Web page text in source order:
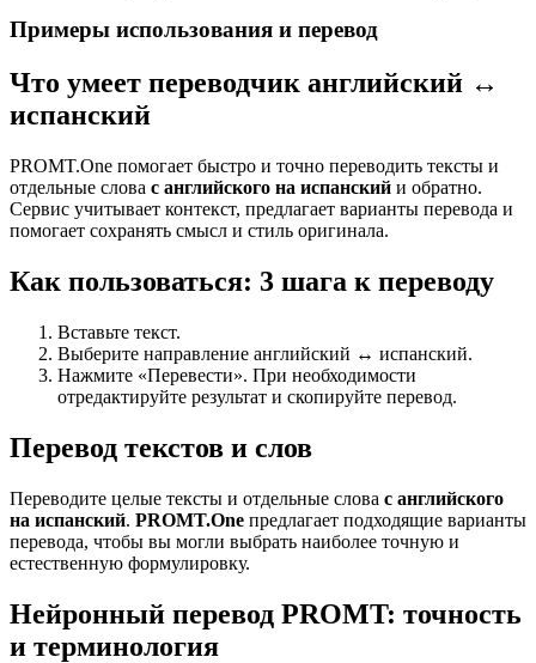
Примеры использования и перевод
Что умеет переводчик английский ↔
испанский
PROMT.One помогает быстро и точно переводить тексты и
отдельные слова с английского на испанский и обратно.
Сервис учитывает контекст, предлагает варианты перевода и
помогает сохранять смысл и стиль оригинала.
Как пользоваться: 3 шага к переводу
Вставьте текст.
Выберите направление английский ↔ испанский.
Нажмите «Перевести». При необходимости
отредактируйте результат и скопируйте перевод.
Перевод текстов и слов
Переводите целые тексты и отдельные слова с английского
на испанский. PROMT.One предлагает подходящие варианты
перевода, чтобы вы могли выбрать наиболее точную и
естественную формулировку.
Нейронный перевод PROMT: точность
и терминология